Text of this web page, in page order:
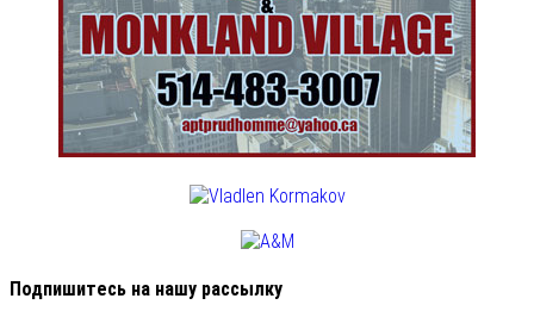
Подпишитесь на нашу рассылку